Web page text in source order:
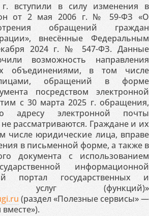
вступили в силу изменения в
от 2 мая 2006 г. № 59-ФЗ «О
обращений граждан
внесённые Федеральным
2024 г. № 547-ФЗ. Данные
возможность направления
объединениями, в том числе
обращений в форме
посредством электронной
с 30 марта 2025 г. обращения,
адресу электронной почты
не рассматриваются. Граждане и их
числе юридические лица, вправе
в письменной форме, а также в
документа с использованием
информационной
портал государственных и
услуг (функций)»
(раздел «Полезные сервисы» —